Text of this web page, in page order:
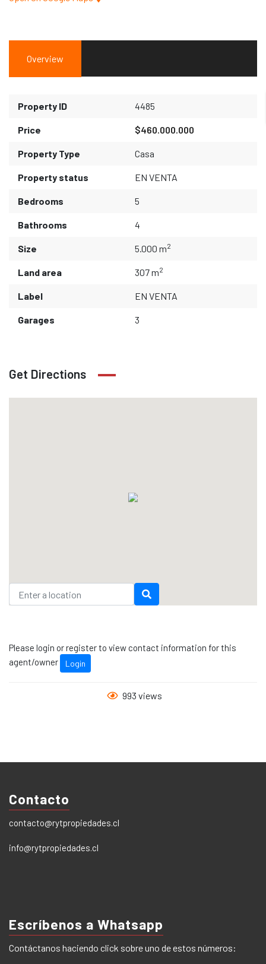
Overview
Property ID 4485
Price $460.000.000
Property Type Casa
Property status EN VENTA
Bedrooms 5
Bathrooms 4
Size 5.000 m2
Land area 307 m2
Label EN VENTA
Garages 3
Get Directions
Please login or register to view contact information for this
agent/owner
Login
993 views
Contacto
contacto@rytpropiedades.cl
info@rytpropiedades.cl
Escríbenos a Whatsapp
Contáctanos haciendo click sobre uno de estos números: